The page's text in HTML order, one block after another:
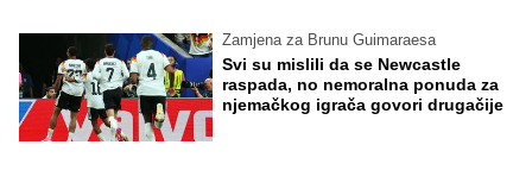
Zamjena za Brunu Guimaraesa
Svi su mislili da se Newcastle
raspada, no nemoralna ponuda za
njemačkog igrača govori drugačije